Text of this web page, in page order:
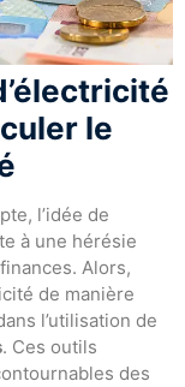
le
l’idée de
à une hérésie
Alors,
de manière
l’utilisation de
. Ces outils
des